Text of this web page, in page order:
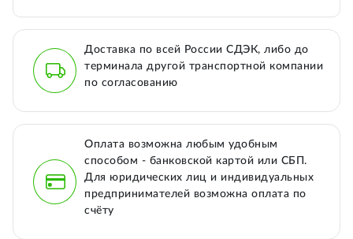
Доставка по всей России СДЭК, либо до
терминала другой транспортной компании
по согласованию
Оплата возможна любым удобным
способом - банковской картой или СБП.
Для юридических лиц и индивидуальных
предпринимателей возможна оплата по
счёту